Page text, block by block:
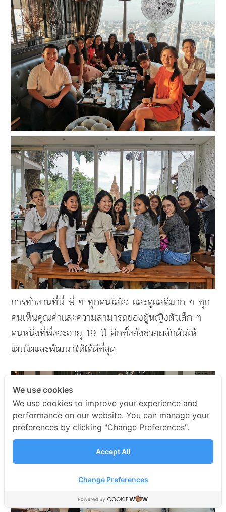
การทำงานที่นี่ พี่ ๆ ทุกคนใส่ใจ และดูแลดีมาก ๆ ทุก
คนเห็นคุณค่าและความสามารถของผู้หญิงตัวเล็ก ๆ
คนหนึ่งที่พึ่งจะอายุ 19 ปี อีกทั้งยังช่วยผลักดันให้
เติบโตและพัฒนาให้ได้ดีที่สุด
We use cookies
We use cookies to improve your experience and
performance on our website. You can manage your
preferences by clicking "Change Preferences".
Accept All
Change Preferences